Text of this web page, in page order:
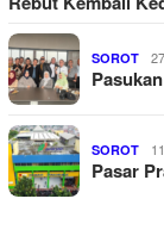
SOROT
SOROT
Pasar